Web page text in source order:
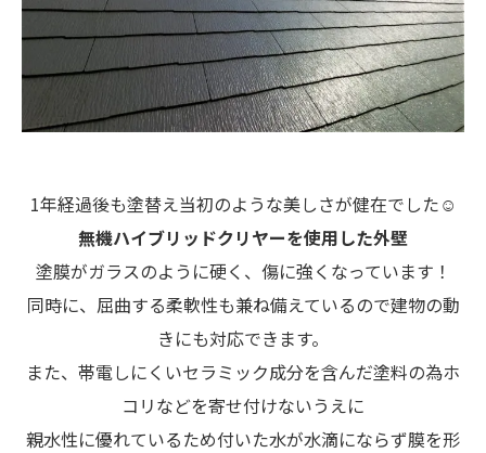
1年経過後も塗替え当初のような美しさが健在でした☺
無機ハイブリッドクリヤーを使用した外壁
塗膜がガラスのように硬く、傷に強くなっています！
同時に、屈曲する柔軟性も兼ね備えているので建物の動
きにも対応できます。
また、帯電しにくいセラミック成分を含んだ塗料の為ホ
コリなどを寄せ付けないうえに
親水性に優れているため付いた水が水滴にならず膜を形